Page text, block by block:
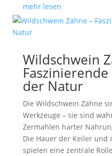
mehr lesen
Wildschwein
der Natur
Die Wildschwein Zähne
Werkzeuge – sie sind
Zermahlen harter
Die Hauer der Keiler und
spielen eine zentrale